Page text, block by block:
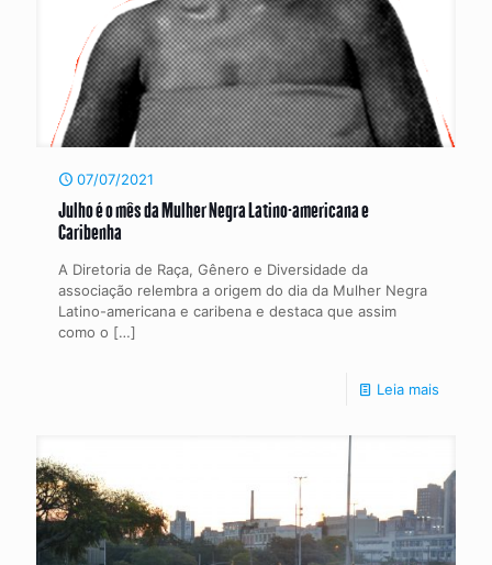
07/07/2021
Julho é o mês da Mulher Negra Latino-americana e
Caribenha
A Diretoria de Raça, Gênero e Diversidade da
associação relembra a origem do dia da Mulher Negra
Latino-americana e caribena e destaca que assim
como o […]
Leia mais